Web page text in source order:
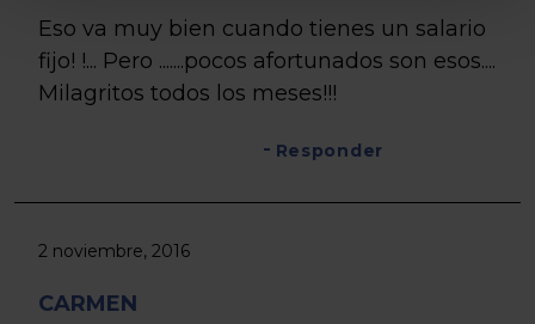
Eso va muy bien cuando tienes un salario
fijo! !... Pero .......pocos afortunados son esos....
Milagritos todos los meses!!!
Responder
2 noviembre, 2016
CARMEN